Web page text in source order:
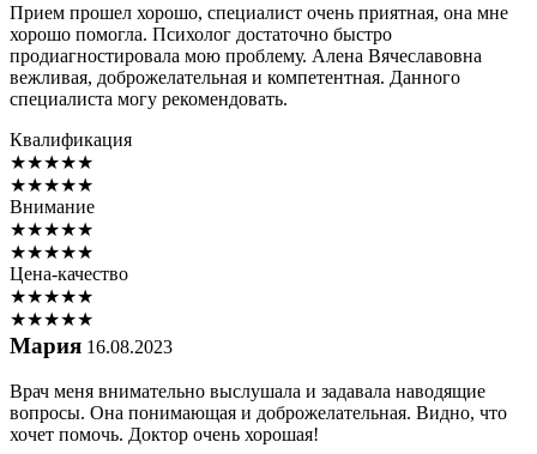
Прием прошел хорошо, специалист очень приятная, она мне
хорошо помогла. Психолог достаточно быстро
продиагностировала мою проблему. Алена Вячеславовна
вежливая, доброжелательная и компетентная. Данного
специалиста могу рекомендовать.
Квалификация
★★★★★
★★★★★
Внимание
★★★★★
★★★★★
Цена-качество
★★★★★
★★★★★
Мария 16.08.2023
Врач меня внимательно выслушала и задавала наводящие
вопросы. Она понимающая и доброжелательная. Видно, что
хочет помочь. Доктор очень хорошая!